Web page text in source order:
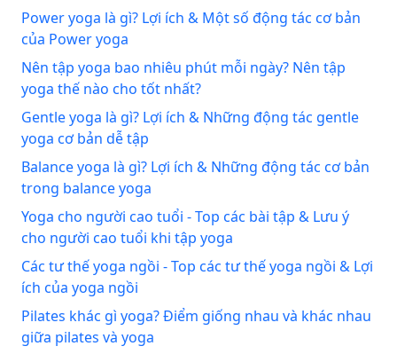
Power yoga là gì? Lợi ích & Một số động tác cơ bản
của Power yoga
Nên tập yoga bao nhiêu phút mỗi ngày? Nên tập
yoga thế nào cho tốt nhất?
Gentle yoga là gì? Lợi ích & Những động tác gentle
yoga cơ bản dễ tập
Balance yoga là gì? Lợi ích & Những động tác cơ bản
trong balance yoga
Yoga cho người cao tuổi - Top các bài tập & Lưu ý
cho người cao tuổi khi tập yoga
Các tư thế yoga ngồi - Top các tư thế yoga ngồi & Lợi
ích của yoga ngồi
Pilates khác gì yoga? Điểm giống nhau và khác nhau
giữa pilates và yoga